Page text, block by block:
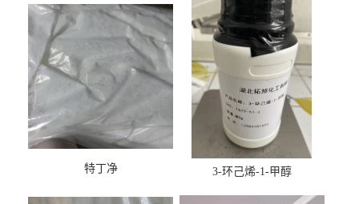
特丁净 3-环己烯-1-甲醇